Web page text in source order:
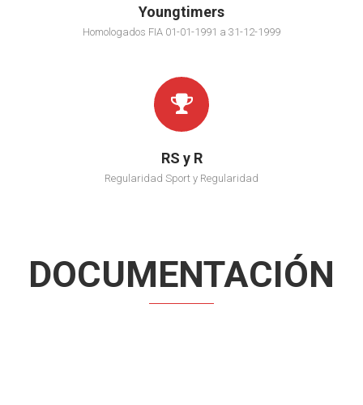
Youngtimers
Homologados FIA 01-01-1991 a 31-12-1999
RS y R
Regularidad Sport y Regularidad
DOCUMENTACIÓN